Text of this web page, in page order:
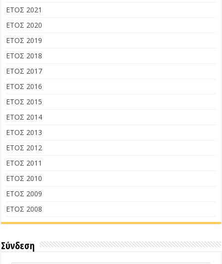
ΕΤΟΣ 2021
ΕΤΟΣ 2020
ΕΤΟΣ 2019
ΕΤΟΣ 2018
ΕΤΟΣ 2017
ΕΤΟΣ 2016
ΕΤΟΣ 2015
ΕΤΟΣ 2014
ΕΤΟΣ 2013
ΕΤΟΣ 2012
ΕΤΟΣ 2011
ΕΤΟΣ 2010
ΕΤΟΣ 2009
ΕΤΟΣ 2008
Σύνδεση